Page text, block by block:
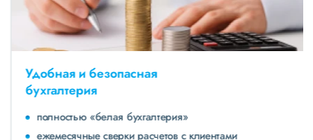
Удобная и безопасная
бухгалтерия
полностью «белая бухгалтерия»
ежемесячные сверки расчетов с клиентами